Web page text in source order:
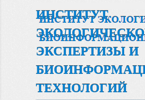
ИНСТИТУТ
ЭКСПЕРТИЗЫ И
ТЕХНОЛОГИЙ